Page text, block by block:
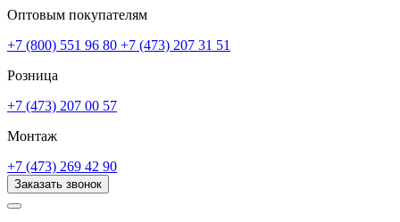
Оптовым покупателям
+7 (800) 551 96 80 +7 (473) 207 31 51
Розница
+7 (473) 207 00 57
Монтаж
+7 (473) 269 42 90
Заказать звонок